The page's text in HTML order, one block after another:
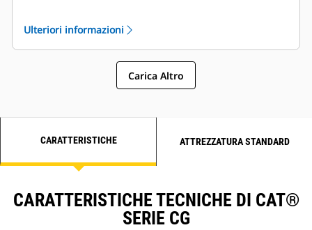
Memorizzare tutti i parametri nella memoria non
volatile
Ulteriori informazioni
Carica Altro
CARATTERISTICHE ATTREZZATURA STANDARD
CARATTERISTICHE TECNICHE DI CAT®
SERIE CG